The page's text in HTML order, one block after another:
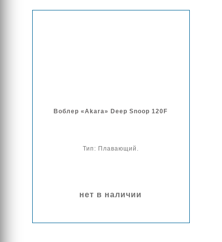
Воблер «Akara» Deep Snoop 120F
Тип: Плавающий.
нет в наличии